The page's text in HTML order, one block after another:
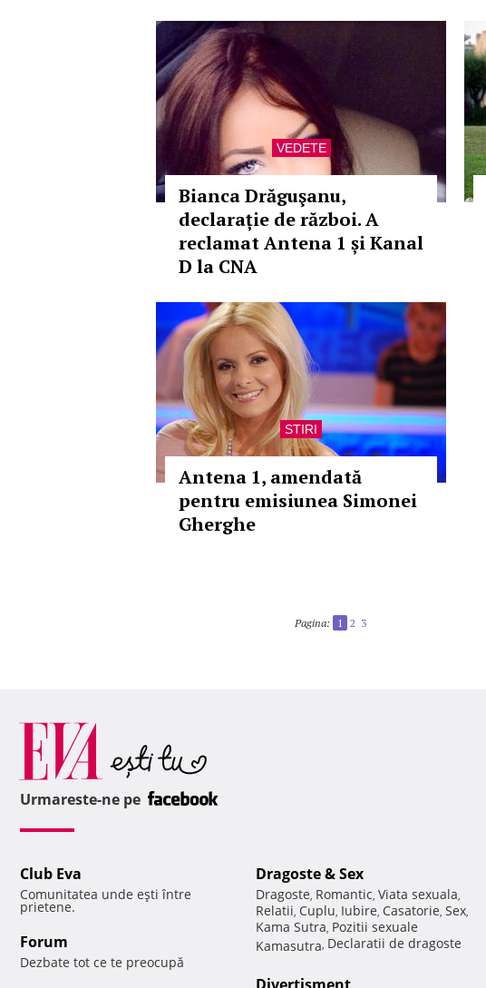
VEDETE
Bianca Drăguşanu,
declarație de război. A
reclamat Antena 1 și Kanal
D la CNA
STIRI
Antena 1, amendată
pentru emisiunea Simonei
Gherghe
Pagina: 1 2 3
Urmareste-ne pe
Club Eva
Comunitatea unde eşti între
prietene.
Forum
Dezbate tot ce te preocupă
Dragoste & Sex
Dragoste, Romantic, Viata sexuala,
Relatii, Cuplu, Iubire, Casatorie, Sex,
Kama Sutra, Pozitii sexuale
Kamasutra, Declaratii de dragoste